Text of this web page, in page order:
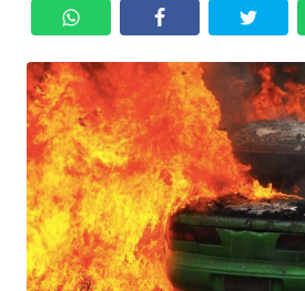
EKUIN
SAINS-TEKNO
KESEHATAN
INTERNASIONAL